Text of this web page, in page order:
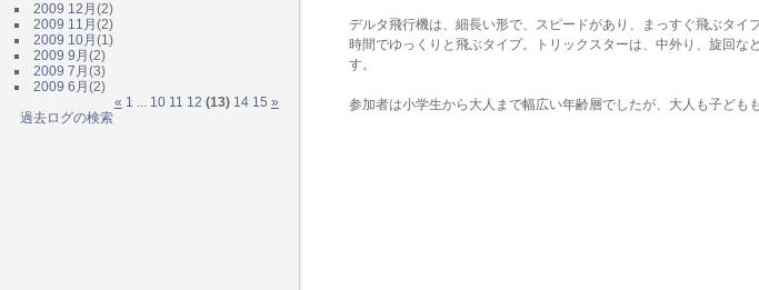
デルタ飛行機は、細長い形で、スピードがあり、まっすぐ飛ぶタ
時間でゆっくりと飛ぶタイプ。トリックスターは、中外り、旋回
す。
参加者は小学生から大人まで幅広い年齢層でしたが、大人も子ども
2009 12月 (2)
2009 11月 (2)
2009 10月 (1)
2009 9月 (2)
2009 7月 (3)
2009 6月 (2)
« 1 ... 10 11 12 (13) 14 15 »
過去ログの検索